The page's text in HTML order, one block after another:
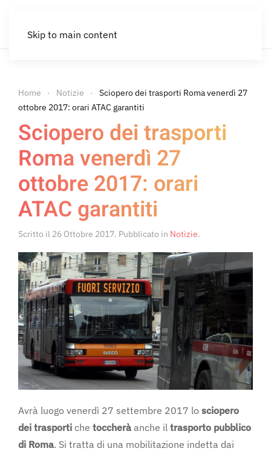
Skip to main content
Home Notizie
Sciopero dei trasporti Roma venerdì 27
ottobre 2017: orari ATAC garantiti
Sciopero dei trasporti
Roma venerdì 27
ottobre 2017: orari
ATAC garantiti
Scritto il 26 Ottobre 2017. Pubblicato in Notizie.
Avrà luogo venerdì 27 settembre 2017 lo sciopero
dei trasporti che toccherà anche il trasporto pubblico
di Roma. Si tratta di una mobilitazione indetta dai